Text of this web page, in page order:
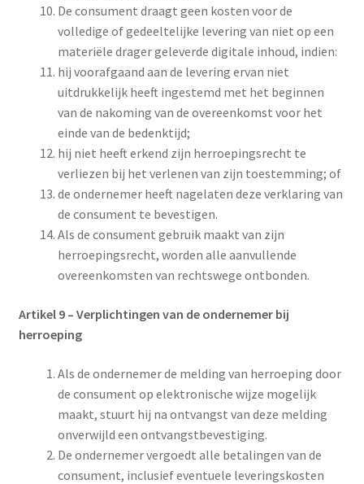
De consument draagt geen kosten voor de
volledige of gedeeltelijke levering van niet op een
materiële drager geleverde digitale inhoud, indien:
hij voorafgaand aan de levering ervan niet
uitdrukkelijk heeft ingestemd met het beginnen
van de nakoming van de overeenkomst voor het
einde van de bedenktijd;
hij niet heeft erkend zijn herroepingsrecht te
verliezen bij het verlenen van zijn toestemming; of
de ondernemer heeft nagelaten deze verklaring van
de consument te bevestigen.
Als de consument gebruik maakt van zijn
herroepingsrecht, worden alle aanvullende
overeenkomsten van rechtswege ontbonden.
Artikel 9 – Verplichtingen van de ondernemer bij
herroeping
Als de ondernemer de melding van herroeping door
de consument op elektronische wijze mogelijk
maakt, stuurt hij na ontvangst van deze melding
onverwijld een ontvangstbevestiging.
De ondernemer vergoedt alle betalingen van de
consument, inclusief eventuele leveringskosten